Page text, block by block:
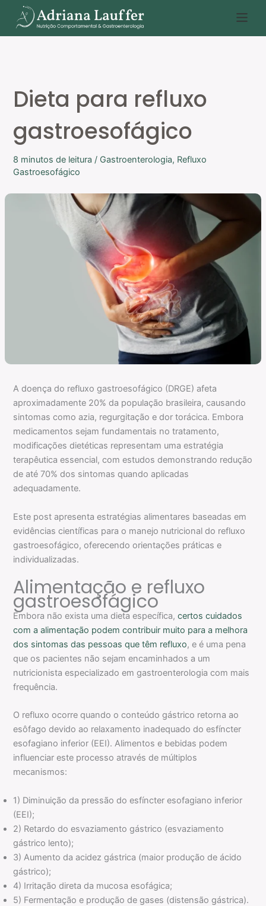
para
o
Dieta para refluxo
gastroesofágico
8 minutos de leitura / Gastroenterologia, Refluxo
Gastroesofágico
A doença do refluxo gastroesofágico (DRGE) afeta
aproximadamente 20% da população brasileira, causando
sintomas como azia, regurgitação e dor torácica. Embora
medicamentos sejam fundamentais no tratamento,
modificações dietéticas representam uma estratégia
terapêutica essencial, com estudos demonstrando redução
de até 70% dos sintomas quando aplicadas
adequadamente.
Este post apresenta estratégias alimentares baseadas em
evidências científicas para o manejo nutricional do refluxo
gastroesofágico, oferecendo orientações práticas e
individualizadas.
Alimentação e refluxo
gastroesofágico
Embora não exista uma dieta específica,certos cuidados
com a alimentação podem contribuir muito para a melhora
dos sintomas das pessoas que têm refluxo, e é uma pena
que os pacientes não sejam encaminhados a um
nutricionista especializado em gastroenterologia com mais
frequência.
O refluxo ocorre quando o conteúdo gástrico retorna ao
esôfago devido ao relaxamento inadequado do esfíncter
esofagiano inferior (EEI). Alimentos e bebidas podem
influenciar este processo através de múltiplos
mecanismos:
1) Diminuição da pressão do esfíncter esofagiano inferior
(EEI);
2) Retardo do esvaziamento gástrico (esvaziamento
gástrico lento);
3) Aumento da acidez gástrica (maior produção de ácido
gástrico);
4) Irritação direta da mucosa esofágica;
5) Fermentação e produção de gases (distensão gástrica).
e
a
r